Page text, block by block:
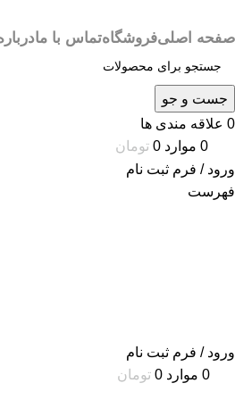
صفحه اصلیفروشگاهتماس با ما
جست و جو
0 علاقه مندی ها
0 موارد 0 تومان
ورود / فرم ثبت نام
فهرست
ورود / فرم ثبت نام
0 موارد 0 تومان